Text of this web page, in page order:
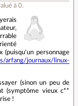
à0.
(puisqu'un personnage
arfang/journaux/linux-
(sinon un peu de
(symptôme vieux c**
!